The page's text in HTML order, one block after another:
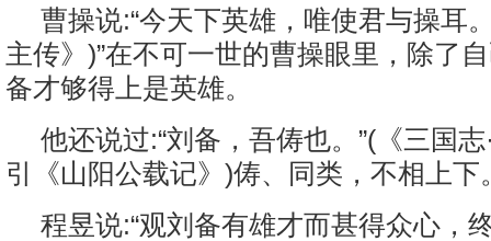
曹操说:“今天下英雄，唯使君与操耳
主传》)”在不可一世的曹操眼里，除了
备才够得上是英雄。
他还说过:“刘备，吾俦也。”(《三国
引《山阳公载记》)俦、同类，不相上下
程昱说:“观刘备有雄才而甚得众心，